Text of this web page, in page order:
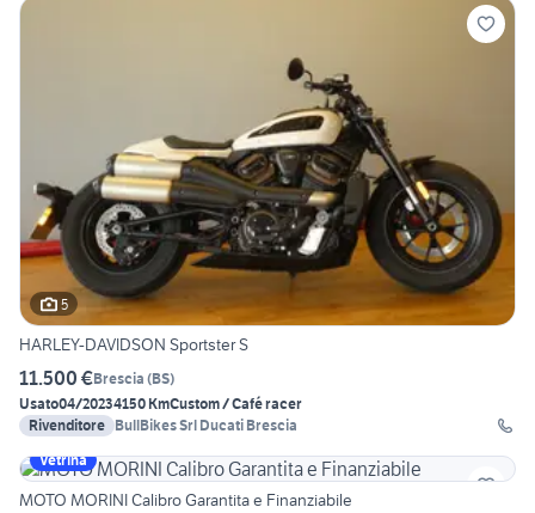
5
HARLEY-DAVIDSON Sportster S
11.500 €Brescia (BS)
Usato04/20234150 KmCustom / Café racer
Rivenditore BullBikes Srl Ducati Brescia
Vetrina
MOTO MORINI Calibro Garantita e Finanziabile